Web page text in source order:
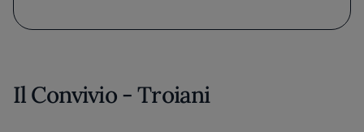
Il Convivio - Troiani